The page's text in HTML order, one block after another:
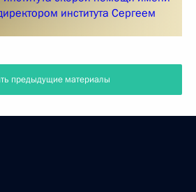
предыдущие материалы